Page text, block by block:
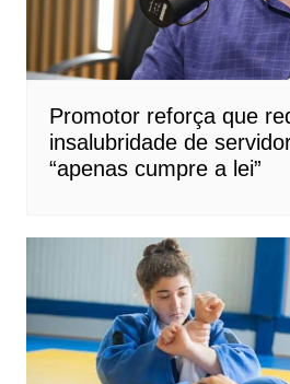
Promotor reforça que
insalubridade de
“apenas cumpre a lei”